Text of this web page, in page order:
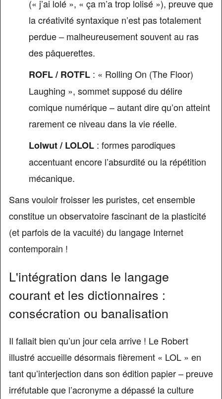
(« j’ai lolé », « ça m’a trop lolisé »), preuve que
la créativité syntaxique n’est pas totalement
perdue – malheureusement souvent au ras
des pâquerettes.
ROFL / ROTFL: « Rolling On (The Floor)
Laughing », sommet supposé du délire
comique numérique – autant dire qu’on atteint
rarement ce niveau dans la vie réelle.
Lolwut / LOLOL: formes parodiques
accentuant encore l’absurdité ou la répétition
mécanique.
Sans vouloir froisser les puristes, cet ensemble
constitue un observatoire fascinant de la plasticité
(et parfois de la vacuité) du langage Internet
contemporain !
L'intégration dans le langage
courant et les dictionnaires :
consécration ou banalisation
Il fallait bien qu’un jour cela arrive ! Le Robert
illustré accueille désormais fièrement « LOL » en
tant qu’interjection dans son édition papier – preuve
irréfutable que l’acronyme a dépassé la culture